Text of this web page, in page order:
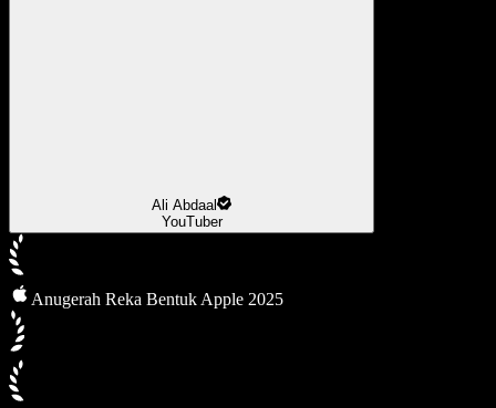
Ali Abdaal
YouTuber
Anugerah Reka Bentuk Apple 2025